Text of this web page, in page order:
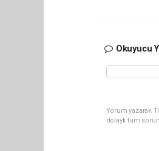
Okuyucu
Yorum yazarak
dolaylı tüm